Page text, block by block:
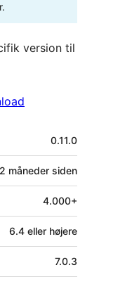
version til
0.11.0
2 måneder siden
4.000+
6.4 eller højere
7.0.3